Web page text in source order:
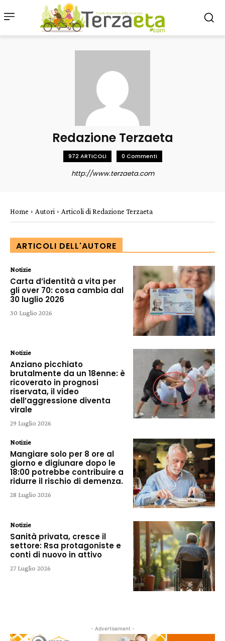
Redazione Terzaeta
972 ARTICOLI 0 Commenti
http://www.terzaeta.com
Home Autori Articoli di Redazione Terzaeta
ARTICOLI DELL'AUTORE
Notizie
Carta d’identità a vita per
gli over 70: cosa cambia dal
30 luglio 2026
30 Luglio 2026
Notizie
Anziano picchiato
brutalmente da un 18enne: è
ricoverato in prognosi
riservata, il video
dell’aggressione diventa
virale
29 Luglio 2026
Notizie
Mangiare solo per 8 ore al
giorno e digiunare dopo le
18:00 potrebbe contribuire a
ridurre il rischio di demenza.
28 Luglio 2026
Notizie
Sanità privata, cresce il
settore: Rsa protagoniste e
conti di nuovo in attivo
27 Luglio 2026
- Advertisement -